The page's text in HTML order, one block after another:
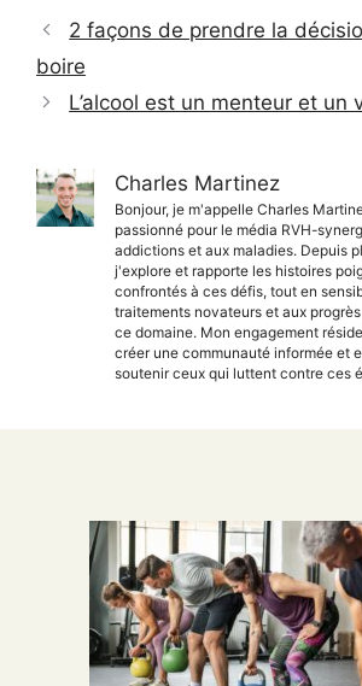
2 façons de prendre la
boire
L’alcool est un menteur et un
Charles Martinez
Bonjour, je m'appelle Charles
passionné pour le média RVH-
addictions et aux maladies. Depuis
j'explore et rapporte les histoires
confrontés à ces défis, tout en
traitements novateurs et aux
ce domaine. Mon engagement
créer une communauté informée et
soutenir ceux qui luttent contre ces